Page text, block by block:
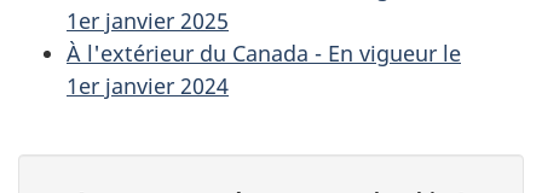
1er janvier 2025
À l'extérieur du Canada - En vigueur le
1er janvier 2024